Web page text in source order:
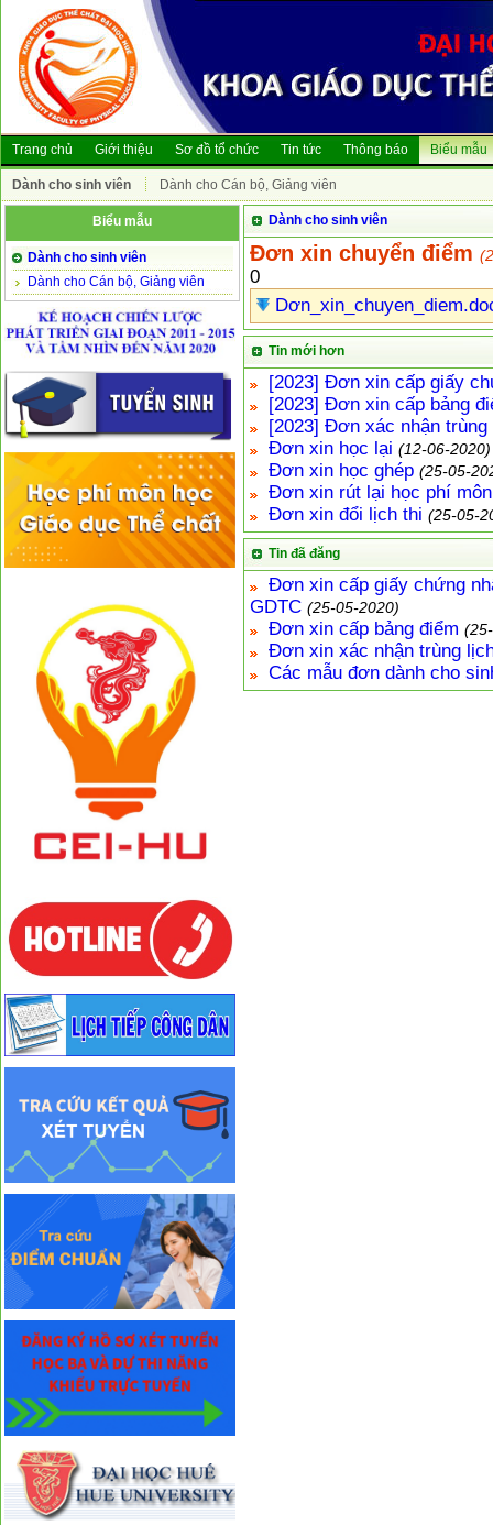
Trang chủ Giới thiệu Sơ đồ tổ chức Tin tức Thông báo Biểu mẫu
Dành cho sinh viên Dành cho Cán bộ, Giảng viên
Biểu mẫu
Dành cho sinh viên
Dành cho Cán bộ, Giảng viên
Dành cho sinh viên
Đơn xin chuyển điểm
0
Tin mới hơn
[2023] Đơn xin cấp giấy
[2023] Đơn xin cấp bảng
[2023] Đơn xác nhận trùng
Đơn xin học lại (12-06-2020)
Đơn xin học ghép (25-05-
Đơn xin rút lại học phí
Đơn xin đổi lịch thi (25-05-
Tin đã đăng
Đơn xin cấp giấy chứng
GDTC (25-05-2020)
Đơn xin cấp bảng điểm
Đơn xin xác nhận trùng
Các mẫu đơn dành cho